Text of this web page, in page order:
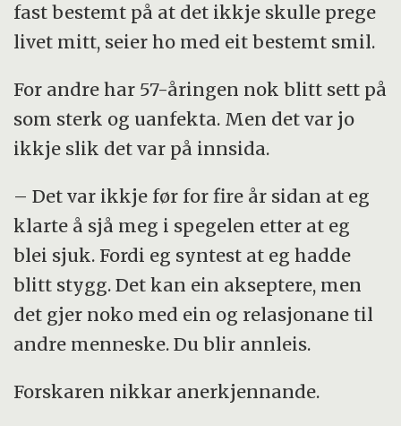
4x8 minutt fredag.
Sjølv om gruppa var relativt frisk, sleit
mange av kvinnene med seineffektar og
fatigue ved oppstart.
fast bestemt på at det ikkje skulle prege
livet mitt, seier ho med eit bestemt smil.
For andre har 57-åringen nok blitt sett på
som sterk og uanfekta. Men det var jo
ikkje slik det var på innsida.
– Det var ikkje før for fire år sidan at eg
klarte å sjå meg i spegelen etter at eg
blei sjuk. Fordi eg syntest at eg hadde
blitt stygg. Det kan ein akseptere, men
det gjer noko med ein og relasjonane til
andre menneske. Du blir annleis.
Forskaren nikkar anerkjennande.